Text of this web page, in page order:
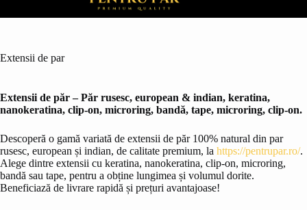
cumpărături
Extensii de par
Extensii de păr – Păr rusesc, european & indian, keratina,
nanokeratina, clip-on, microring, bandă, tape, microring, clip-on.
Descoperă o gamă variată de extensii de păr 100% natural din par
rusesc, european și indian, de calitate premium, la https://pentrupar.ro/.
Alege dintre extensii cu keratina, nanokeratina, clip-on, microring,
bandă sau tape, pentru a obține lungimea și volumul dorite.
Beneficiază de livrare rapidă și prețuri avantajoase!